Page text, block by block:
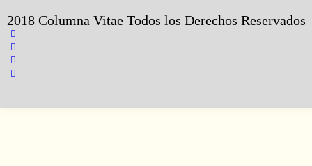
2018 Columna Vitae Todos los Derechos Reservados